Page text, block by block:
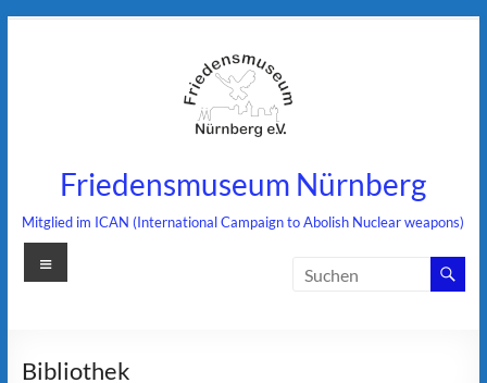
Friedensmuseum Nürnberg
Mitglied im ICAN (International Campaign to Abolish Nuclear weapons)
Menü
Bibliothek